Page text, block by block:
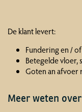
Meer weten
De klant levert:
Fundering en /
Betegelde
Goten an afvoer